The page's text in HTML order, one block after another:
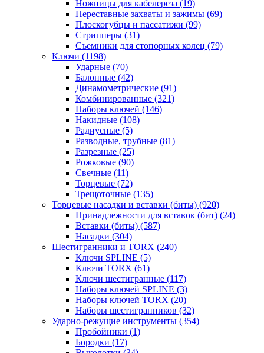
Ножницы для кабелереза (19)
Переставные захваты и зажимы (69)
Плоскогубцы и пассатижи (99)
Стрипперы (31)
Съемники для стопорных колец (79)
Ключи (1198)
Ударные (70)
Балонные (42)
Динамометрические (91)
Комбинированные (321)
Наборы ключей (146)
Накидные (108)
Радиусные (5)
Разводные, трубные (81)
Разрезные (25)
Рожковые (90)
Свечные (11)
Торцевые (72)
Трещоточные (135)
Торцевые насадки и вставки (биты) (920)
Принадлежности для вставок (бит) (24)
Вставки (биты) (587)
Насадки (304)
Шестигранники и TORX (240)
Ключи SPLINE (5)
Ключи TORX (61)
Ключи шестигранные (117)
Наборы ключей SPLINE (3)
Наборы ключей TORX (20)
Наборы шестигранников (32)
Ударно-режущие инструменты (354)
Пробойники (1)
Бородки (17)